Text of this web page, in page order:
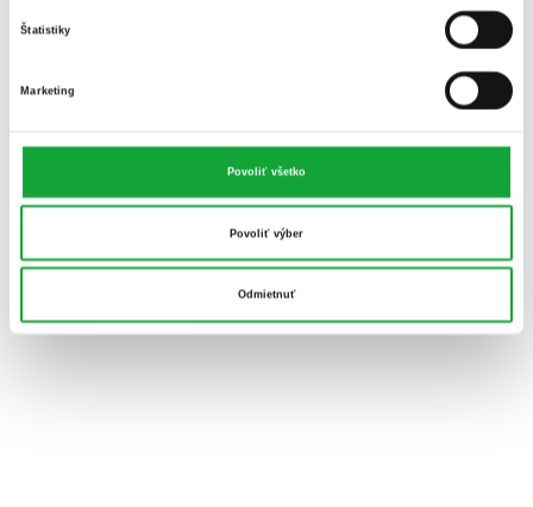
Štatistiky
Marketing
Povoliť všetko
Povoliť výber
Odmietnuť